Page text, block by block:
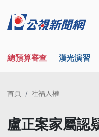
總預算審查 漢光演習
首頁 社福人權
盧正案家屬認